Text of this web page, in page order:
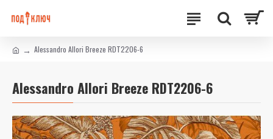
Alessandro Allori Breeze RDT2206-6
Alessandro Allori Breeze RDT2206-6